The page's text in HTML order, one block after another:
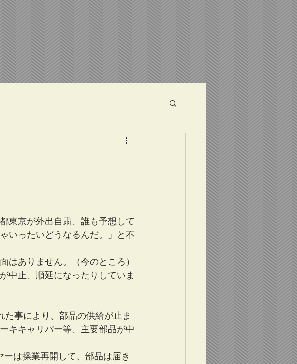
東京が外出自粛、誰も予想して
いったいどうなるんだ。」と不
はありません。（今のところ）
中止、順延になったりしていま
た事により、部品の供給が止ま
キキャリパー等、主要部品が中
は操業再開して、部品は届き